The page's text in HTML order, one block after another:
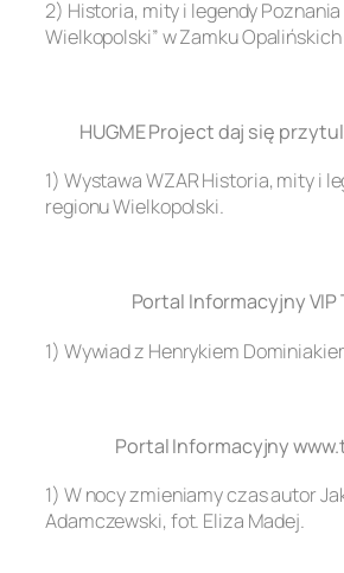
2) Historia, mity i legendy
Wielkopolski” w Zamku
HUGME Project daj się
1) Wystawa WZAR Historia, mity i
regionu Wielkopolski.
Portal Informacyjny VIP
1) Wywiad z Henrykiem
Portal Informacyjny
1) W nocy zmieniamy czas autor
Adamczewski, fot. Eliza Madej.